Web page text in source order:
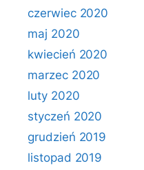
czerwiec 2020
maj 2020
kwiecień 2020
marzec 2020
luty 2020
styczeń 2020
grudzień 2019
listopad 2019